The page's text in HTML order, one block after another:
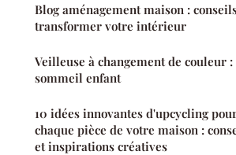
Blog aménagement maison :
transformer votre intérieur
Veilleuse à changement de couleur
sommeil enfant
10 idées innovantes d'upcycling
chaque pièce de votre maison :
et inspirations créatives